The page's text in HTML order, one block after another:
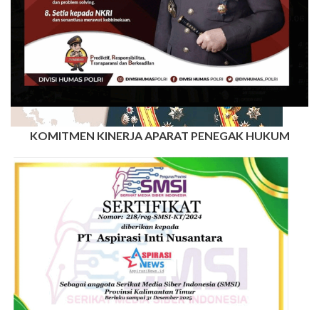
KOMITMEN KINERJA APARAT PENEGAK HUKUM